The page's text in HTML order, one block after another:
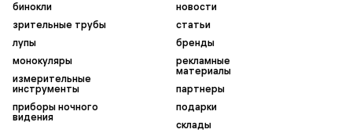
бинокли
зрительные трубы
лупы
монокуляры
измерительные
инструменты
приборы ночного
видения
новости
статьи
бренды
рекламные
материалы
партнеры
подарки
склады